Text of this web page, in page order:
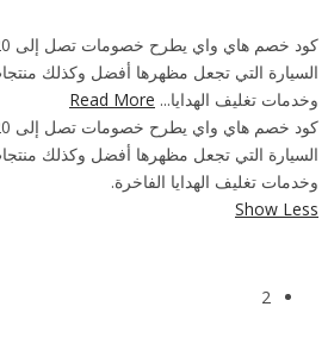
السيارة التي تجعل مظهرها أفضل وكذلك
وخدمات تغليف الهدايا... Read More
السيارة التي تجعل مظهرها أفضل وكذلك
وخدمات تغليف الهدايا الفاخرة.
Show Less
2